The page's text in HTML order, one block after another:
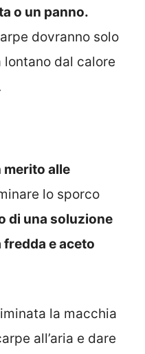
o un panno.
dovranno solo
lontano dal calore
merito alle
lo sporco
di una soluzione
fredda e aceto
la macchia
all’aria e dare